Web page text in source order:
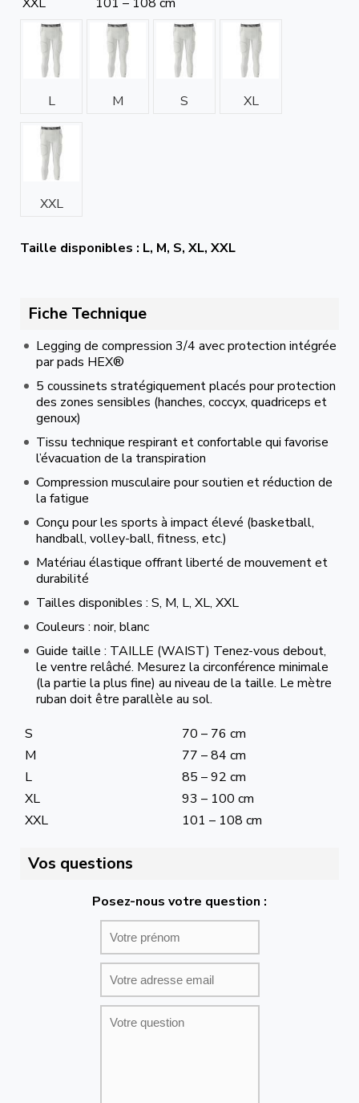
L M S XL
XXL
Taille disponibles : L, M, S, XL, XXL
Fiche Technique
Legging de compression 3/4 avec protection intégrée
par pads HEX®
5 coussinets stratégiquement placés pour protection
des zones sensibles (hanches, coccyx, quadriceps et
genoux)
Tissu technique respirant et confortable qui favorise
l’évacuation de la transpiration
Compression musculaire pour soutien et réduction de
la fatigue
Conçu pour les sports à impact élevé (basketball,
handball, volley-ball, fitness, etc.)
Matériau élastique offrant liberté de mouvement et
durabilité
Tailles disponibles : S, M, L, XL, XXL
Couleurs : noir, blanc
Guide taille : TAILLE (WAIST) Tenez-vous debout,
le ventre relâché. Mesurez la circonférence minimale
(la partie la plus fine) au niveau de la taille. Le mètre
ruban doit être parallèle au sol.
S
70 – 76 cm
M
77 – 84 cm
L
85 – 92 cm
XL
93 – 100 cm
XXL
101 – 108 cm
Vos questions
Posez-nous votre question :